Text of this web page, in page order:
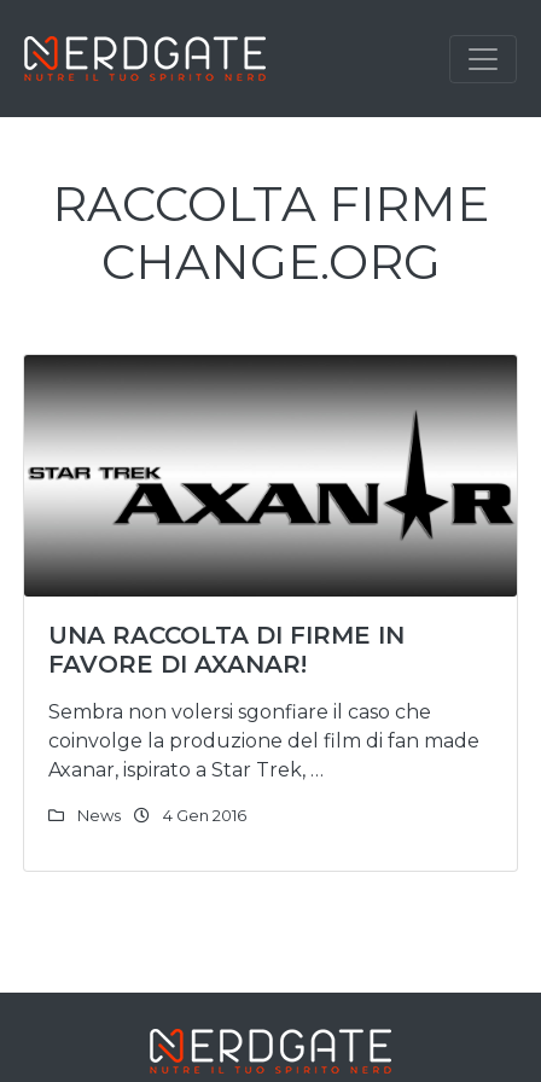
RACCOLTA FIRME
CHANGE.ORG
UNA RACCOLTA DI FIRME IN
FAVORE DI AXANAR!
Sembra non volersi sgonfiare il caso che
coinvolge la produzione del film di fan made
Axanar, ispirato a Star Trek, …
News 4 Gen 2016